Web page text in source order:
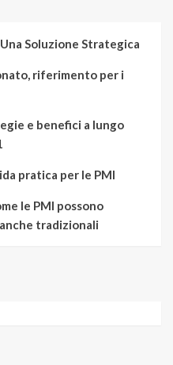
Soluzione Strategica
riferimento per i
e benefici a lungo
pratica per le PMI
le PMI possono
tradizionali